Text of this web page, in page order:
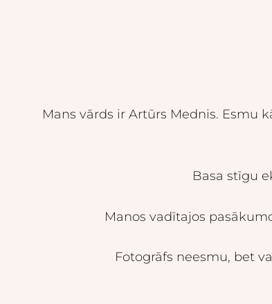
Mans vārds ir Artūrs Mednis. Esmu
Basa stīgu
Manos vadītajos
Fotogrāfs neesmu, bet